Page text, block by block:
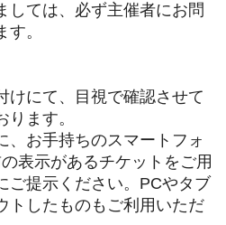
しては、必ず主催者にお問
。
にて、目視で確認させて
ます。
、お手持ちのスマートフォ
表示があるチケットをご用
ご提示ください。PCやタブ
トしたものもご利用いただ